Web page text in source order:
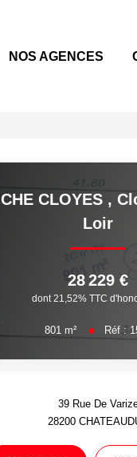
NOS AGENCES
CLOYES ,
Loir
28 229 €
dont 21,52% TTC
801 m² Réf :
39 Rue De
28200